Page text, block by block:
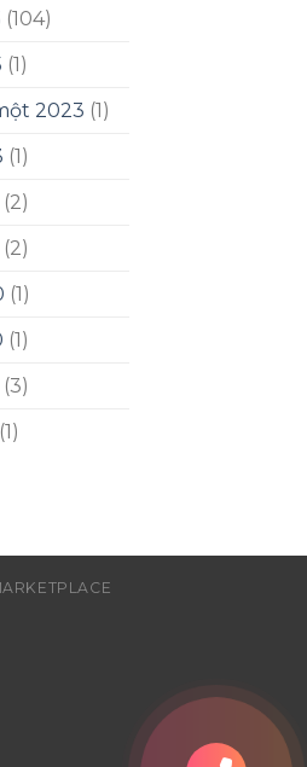
(104)
(1)
2023 (1)
(1)
(2)
(2)
(1)
(1)
(3)
(1)